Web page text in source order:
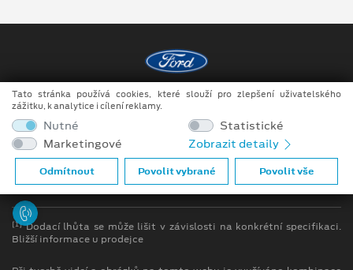
Copyright ©2026 Raeder & Falge s.r.o.
Obchodní podmínky
Prohlášení o zpracování údajů konečných zákazníků
[1]Dodací lhůta se může lišit v závislosti na konkrétní specifikaci.
Bližší informace u prodejce
Tato stránka používá cookies, které slouží pro zlepšení uživatelského
zážitku, k analytice i cílení reklamy.
Nutné
Statistické
Marketingové
Zobrazit detaily
Odmítnout Povolit vybrané Povolit vše